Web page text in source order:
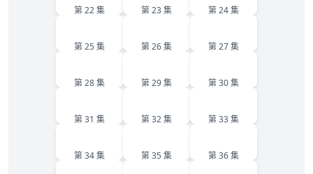
第 22 集 第 23 集 第 24 集
第 25 集 第 26 集 第 27 集
第 28 集 第 29 集 第 30 集
第 31 集 第 32 集 第 33 集
第 34 集 第 35 集 第 36 集